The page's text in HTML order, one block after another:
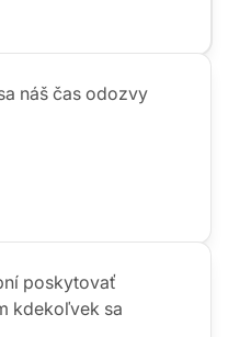
náš čas odozvy